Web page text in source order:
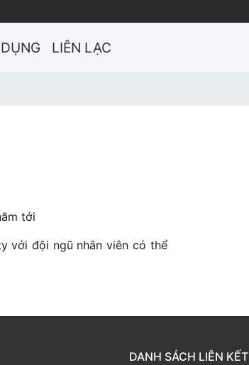
LIÊN LẠC
tới
với đội ngũ nhân viên có thể
DANH SÁCH LIÊN KẾT